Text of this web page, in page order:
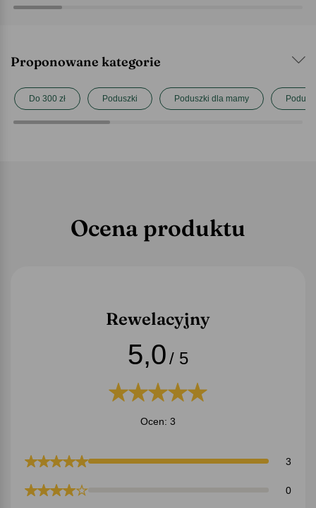
Proponowane kategorie
Do 300 zł Poduszki Poduszki dla mamy
Ocena produktu
Rewelacyjny
5,0/ 5
Ocen: 3
3
0